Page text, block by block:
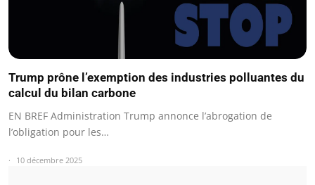
Trump prône l’exemption des industries polluantes du
calcul du bilan carbone
EN BREF Administration Trump annonce l’abrogation de
l’obligation pour les…
10 décembre 2025